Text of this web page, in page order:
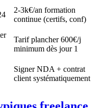
2-3k€/an formation
continue (certifs, conf)
Tarif plancher 600€/j
minimum dès jour 1
Signer NDA + contrat
client systématiquement